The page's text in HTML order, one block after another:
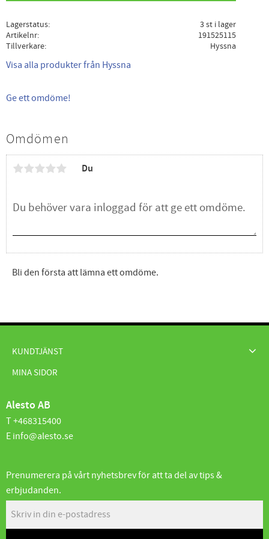
Lagerstatus
3 st i lager
Artikelnr
191525115
Tillverkare
Hyssna
Visa alla produkter från Hyssna
Ge ett omdöme!
Omdömen
Du
Bli den första att lämna ett omdöme.
KUNDTJÄNST
MINA SIDOR
Alesto AB
T +468315400
E info@alesto.se
Prenumerera på vårt nyhetsbrev för att ta del av tips &
erbjudanden.